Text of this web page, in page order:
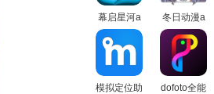
幕启星河a
pp免费下
载纯净版
冬日动漫a
pp解锁版
模拟定位助
dofoto全能